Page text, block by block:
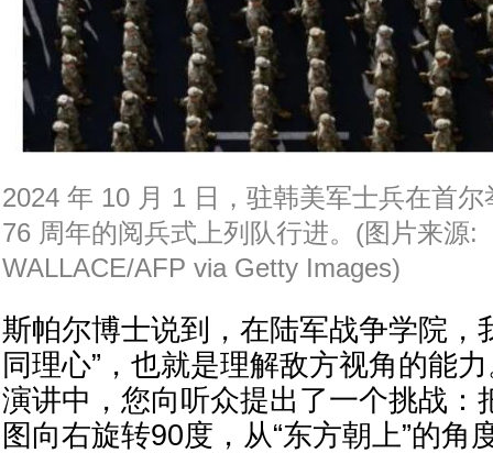
2024 年 10 月 1 日，驻韩美军士兵在首
76 周年的阅兵式上列队行进。(图片来源:
WALLACE/AFP via Getty Images)
斯帕尔博士说到，在陆军战争学院，
同理心”，也就是理解敌方视角的能
演讲中，您向听众提出了一个挑战：
图向右旋转90度，从“东方朝上”的角